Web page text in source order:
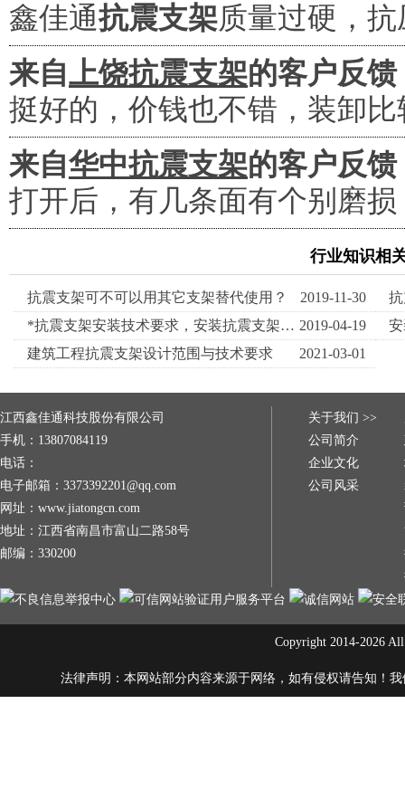
鑫佳通抗震支架质量过硬，
来自上饶抗震支架的客户反馈
挺好的，价钱也不错，装卸
来自华中抗震支架的客户反馈
打开后，有几条面有个别磨
行业知识相
抗震支架可不可以用其它支架替代使用？ 2019-11-30
*抗震支架安装技术要求，安装抗震支架时需要注意什么？ 2019-04-19
建筑工程抗震支架设计范围与技术要求
2021-03-01
江西鑫佳通科技股份有限公司
手机：13807084119
电话：
电子邮箱：3373392201@qq.com
网址：www.jiatongcn.com
地址：江西省南昌市富山二路58号
邮编：330200
关于我们 >>
公司简介
企业文化
公司风采
Copyright 2014-2026
法律声明：本网站部分内容来源于网络，如有侵权请告知！